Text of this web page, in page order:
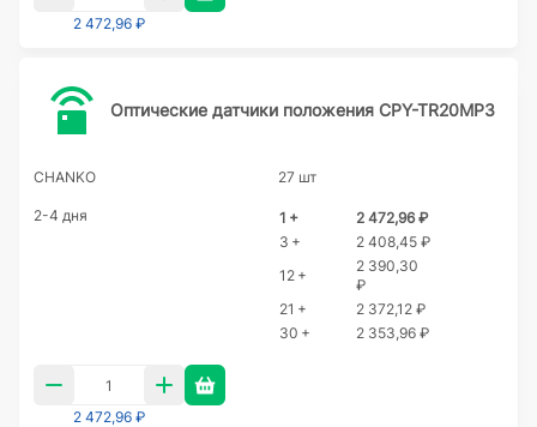
2 472,96 ₽
Оптические датчики положения CPY-TR20MP3
CHANKO 27 шт
2-4 дня 1 +
2 472,96 ₽
3 +
2 408,45 ₽
12 +
2 390,30
₽
21 +
2 372,12 ₽
30 +
2 353,96 ₽
2 472,96 ₽